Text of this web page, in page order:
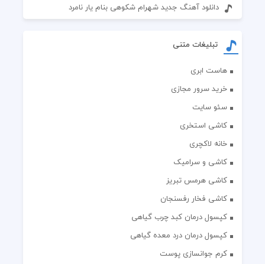
دانلود آهنگ جدید شهرام شکوهی بنام یار نامرد
تبلیغات متنی
هاست ابری
خرید سرور مجازی
سئو سایت
کاشی استخری
خانه لاکچری
کاشی و سرامیک
کاشی هرمس تبریز
کاشی فخار رفسنجان
کپسول درمان کبد چرب گیاهی
کپسول درمان درد معده گیاهی
کرم جوانسازی پوست